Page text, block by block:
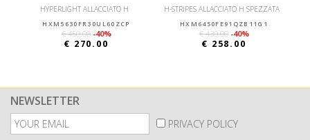
HYPERLIGHT ALLACCIATO H
HXM5630FR30UL60ZCP
€ 450.00 -40%
€ 270.00
H-STRIPES ALLACCIATO H SPEZZATA
HXM6450FE91QZB11G1
€ 430.00 -40%
€ 258.00
NEWSLETTER
PRIVACY POLICY